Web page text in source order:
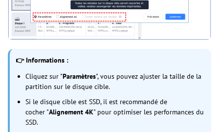
👉 Informations :
Cliquez sur "Paramètres", vous pouvez ajuster la taille de la
partition sur le disque cible.
Si le disque cible est SSD, il est recommandé de
cocher "Alignement 4K" pour optimiser les performances du
SSD.